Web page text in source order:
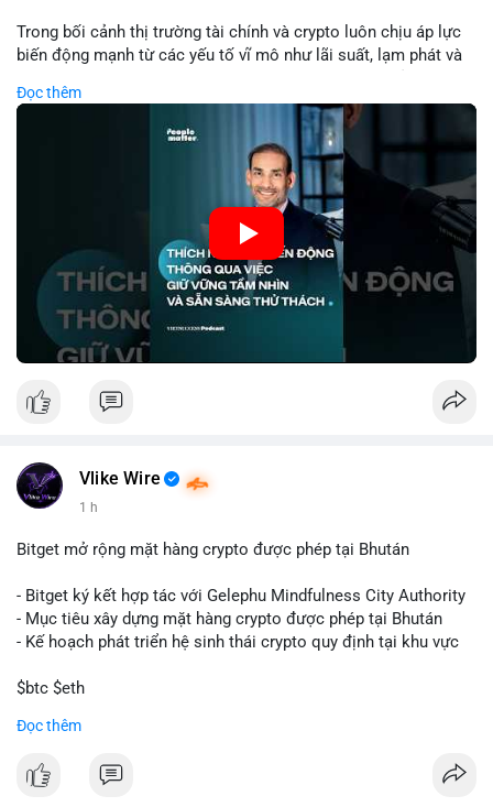
tương tự trong 24 giờ tới để xác nhận xu hướng. Không nên
hành động vội vàng dựa trên một giao dịch đơn lẻ, hãy ưu tiên
#giaodichlon
#tamlycavoi
Trong bối cảnh thị trường tài chính và crypto luôn chịu áp lực
biến động mạnh từ các yếu tố vĩ mô như lãi suất, lạm phát và
chìa khóa để đầu tư viên vượt qua giai đoạn không chắc chắn.
Thay vì phản ứng cảm xúc với những dao động ngắn hạn, các
nhà đầu tư thành công thường tập trung vào nguyên tắc cơ
bản, phân배 tài sản hợp lý và kiên持 theo kế hoạch đã định.
Điều này không chỉ giúp giảm rủi ro mà còn tạo điều kiện để
tận dụng cơ hội khi thị trường phục hồi.
🎥 Xem video trực tiếp tại:
Nguồn: VIETSUCCESS
Đọc thêm
Vlike Wire
1 h
Bitget mở rộng mặt hàng crypto được phép tại Bhután
- Bitget ký kết hợp tác với Gelephu Mindfulness City Authority
- Mục tiêu xây dựng mặt hàng crypto được phép tại Bhután
- Kế hoạch phát triển hệ sinh thái crypto quy định tại khu vực
$btc $eth
#vlikevn
📰 Nguồn: Cointelegraph
Đọc thêm